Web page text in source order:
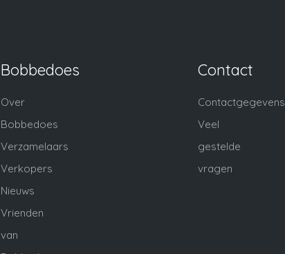
Bobbedoes
Over
Bobbedoes
Verzamelaars
Verkopers
Nieuws
Vrienden
van
Contact
Contactgegevens
Veel
gestelde
vragen